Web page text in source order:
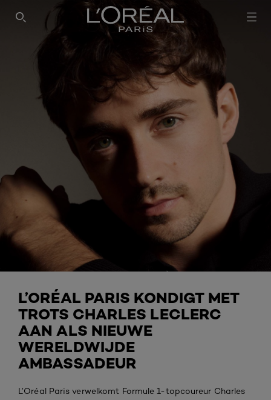
SEARCH THIS SITE
L’ORÉAL PARIS KONDIGT MET
TROTS CHARLES LECLERC
AAN ALS NIEUWE
WERELDWIJDE
AMBASSADEUR
L’Oréal Paris verwelkomt Formule 1-topcoureur Charles